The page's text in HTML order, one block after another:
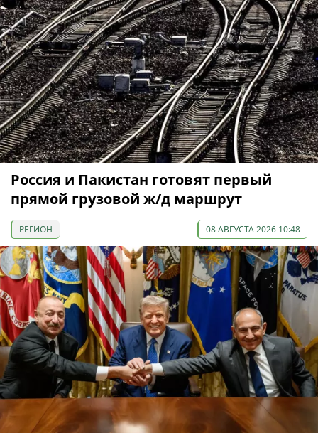
Россия и Пакистан готовят первый
прямой грузовой ж/д маршрут
РЕГИОН 08 АВГУСТА 2026 10:48